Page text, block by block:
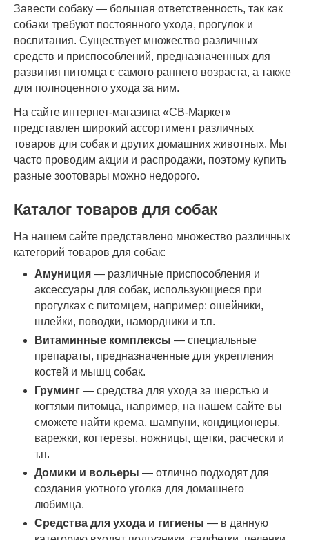
Завести собаку — большая ответственность, так как
собаки требуют постоянного ухода, прогулок и
воспитания. Существует множество различных
средств и приспособлений, предназначенных для
развития питомца с самого раннего возраста, а также
для полноценного ухода за ним.
На сайте интернет-магазина «СВ-Маркет»
представлен широкий ассортимент различных
товаров для собак и других домашних животных. Мы
часто проводим акции и распродажи, поэтому купить
разные зоотовары можно недорого.
Каталог товаров для собак
На нашем сайте представлено множество различных
категорий товаров для собак:
Амуниция — различные приспособления и
аксессуары для собак, использующиеся при
прогулках с питомцем, например: ошейники,
шлейки, поводки, намордники и т.п.
Витаминные комплексы — специальные
препараты, предназначенные для укрепления
костей и мышц собак.
Груминг — средства для ухода за шерстью и
когтями питомца, например, на нашем сайте вы
сможете найти крема, шампуни, кондиционеры,
варежки, когтерезы, ножницы, щетки, расчески и
т.п.
Домики и вольеры — отлично подходят для
создания уютного уголка для домашнего
любимца.
Средства для ухода и гигиены — в данную